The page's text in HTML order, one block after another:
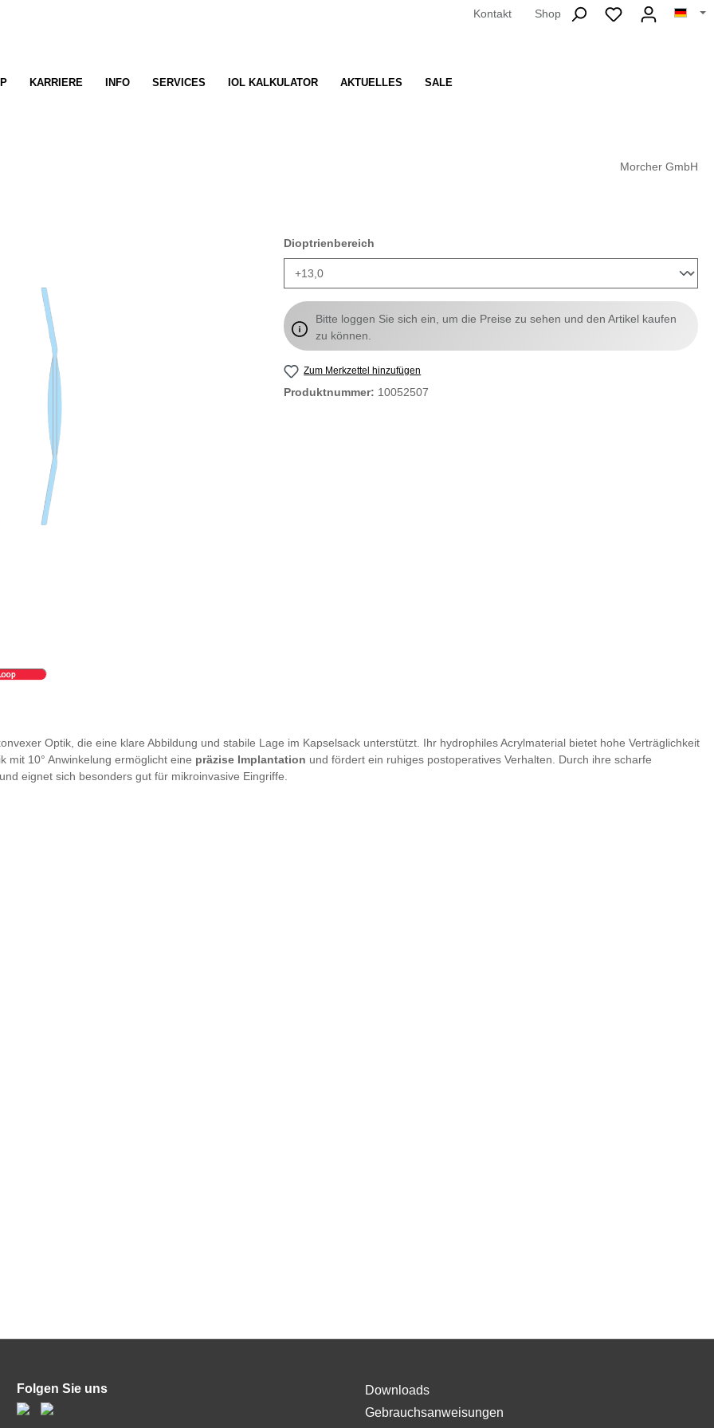
Kontakt Shop
KARRIERE INFO SERVICES IOL KALKULATOR AKTUELLES SALE
Morcher GmbH
Dioptrienbereich
Bitte loggen Sie sich ein, um die Preise zu sehen und den Artikel kaufen
zu können.
Zum Merkzettel hinzufügen
Produktnummer: 10052507
Optik, die eine klare Abbildung und stabile Lage im Kapselsack unterstützt. Ihr hydrophiles Acrylmaterial bietet hohe Verträglichkeit
mit 10° Anwinkelung ermöglicht eine präzise Implantation und fördert ein ruhiges postoperatives Verhalten. Durch ihre scharfe
eignet sich besonders gut für mikroinvasive Eingriffe.
Folgen Sie uns
Downloads
Gebrauchsanweisungen